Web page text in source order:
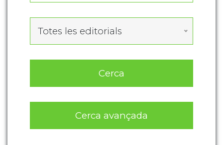
Totes les editorials
Cerca
Cerca avançada